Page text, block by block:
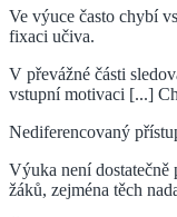
Ve výuce často chybí
fixaci učiva.
V převážné části
vstupní motivaci [...]
Nediferencovaný
Výuka není
žáků, zejména těch